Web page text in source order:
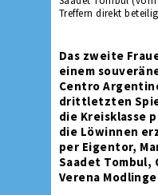
Treffern direkt
Das zweite
einem
Centro
drittletzten
die Kreisklasse
die Löwinnen
per Eigentor,
Saadet Tombul,
Verena